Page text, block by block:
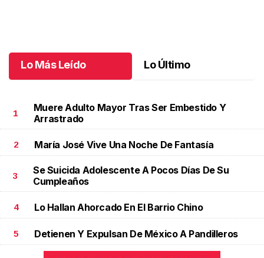
Lo Más Leído Lo Último
1
Muere Adulto Mayor Tras Ser Embestido Y
Arrastrado
2 María José Vive Una Noche De Fantasía
3
Se Suicida Adolescente A Pocos Días De Su
Cumpleaños
4 Lo Hallan Ahorcado En El Barrio Chino
5 Detienen Y Expulsan De México A Pandilleros